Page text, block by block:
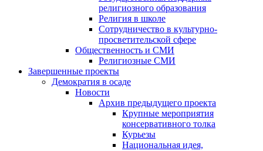
религиозного образования
Религия в школе
Сотрудничество в культурно-
просветительской сфере
Общественность и СМИ
Религиозные СМИ
Завершенные проекты
Демократия в осаде
Новости
Архив предыдущего проекта
Крупные мероприятия
консервативного толка
Курьезы
Национальная идея,